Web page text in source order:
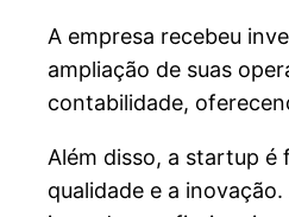
A empresa recebeu
ampliação de suas
contabilidade,
Além disso, a startup
qualidade e a